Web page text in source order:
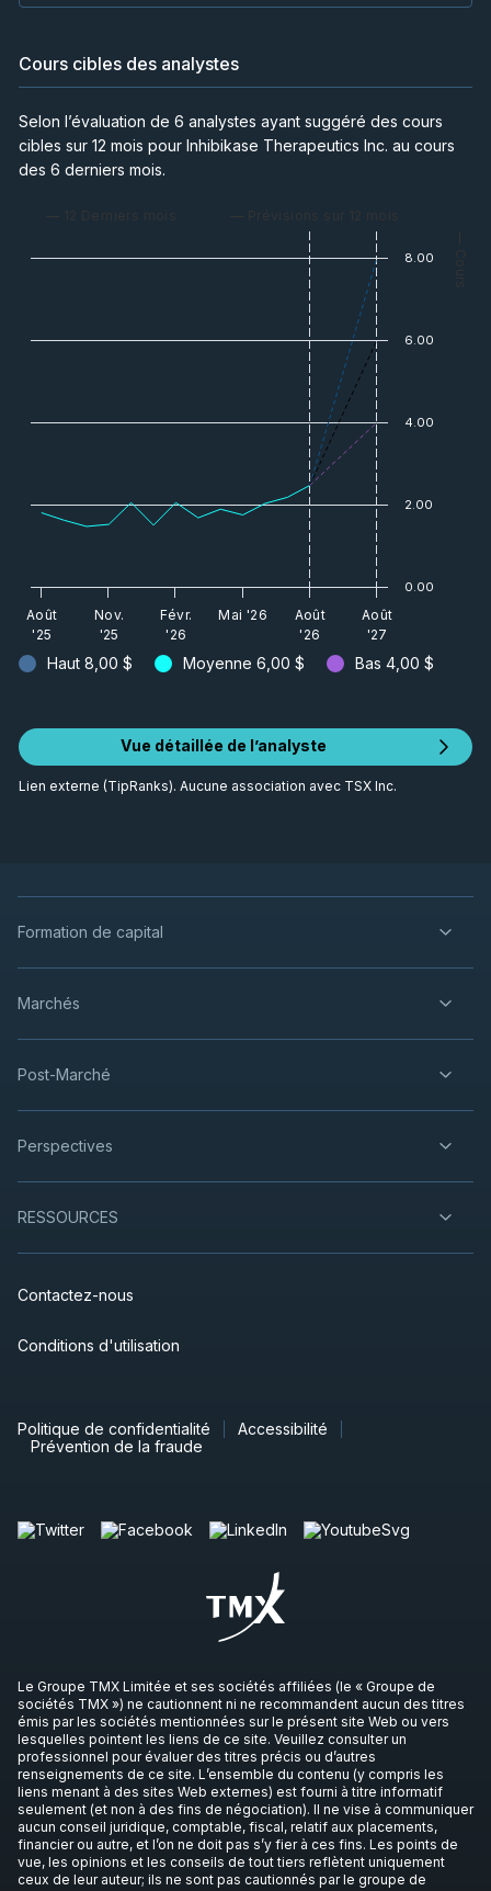
Cours cibles des analystes
Haut 8,00 $ Moyenne 6,00 $ Bas 4,00 $
Selon l’évaluation de 6 analystes ayant suggéré des cours
cibles sur 12 mois pour Inhibikase Therapeutics Inc. au cours
des 6 derniers mois.
— 12 Derniers mois — Prévisions sur 12 mois
— Cours
Août
'25
Nov.
'25
Févr.
'26
Mai '26
Août
'26
Août
'27
0.00
2.00
4.00
6.00
8.00
Vue détaillée de l’analyste
Lien externe (TipRanks). Aucune association avec TSX Inc.
Formation de capital
Marchés
Post-Marché
Perspectives
RESSOURCES
Contactez-nous
Conditions d'utilisation
Politique de confidentialité
Accessibilité
Prévention de la fraude
Le Groupe TMX Limitée et ses sociétés affiliées (le « Groupe de
sociétés TMX ») ne cautionnent ni ne recommandent aucun des titres
émis par les sociétés mentionnées sur le présent site Web ou vers
lesquelles pointent les liens de ce site. Veuillez consulter un
professionnel pour évaluer des titres précis ou d’autres
renseignements de ce site. L’ensemble du contenu (y compris les
liens menant à des sites Web externes) est fourni à titre informatif
seulement (et non à des fins de négociation). Il ne vise à communiquer
aucun conseil juridique, comptable, fiscal, relatif aux placements,
financier ou autre, et l’on ne doit pas s’y fier à ces fins. Les points de
vue, les opinions et les conseils de tout tiers reflètent uniquement
ceux de leur auteur; ils ne sont pas cautionnés par le groupe de